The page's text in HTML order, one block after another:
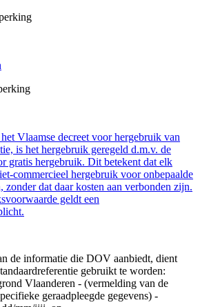
Vlaamse decreet voor hergebruik van
is het hergebruik geregeld d.m.v. de
gratis hergebruik. Dit betekent dat elk
commercieel hergebruik voor onbepaalde
zonder dat daar kosten aan verbonden zijn.
geldt een
de informatie die DOV aanbiedt, dient
gebruikt te worden:
Vlaanderen - (vermelding van de
geraadpleegde gegevens) -